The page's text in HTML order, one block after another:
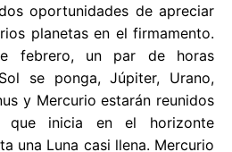
oportunidades de apreciar
planetas en el firmamento.
febrero, un par de horas
se ponga, Júpiter, Urano,
y Mercurio estarán reunidos
que inicia en el horizonte
una Luna casi llena. Mercurio